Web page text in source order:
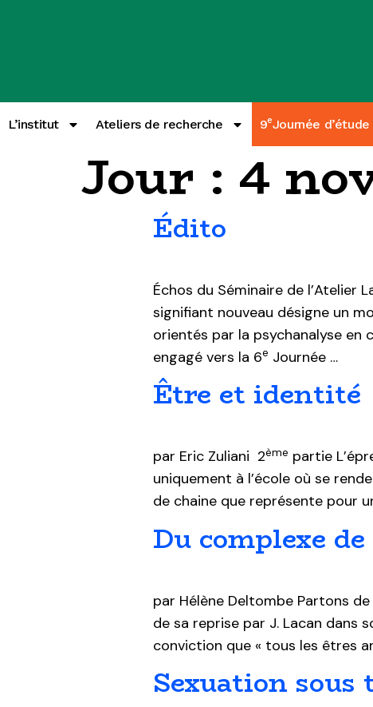
L’institut Ateliers de recherche 9eJournée d’étude
Jour : 4
Édito
Échos du Séminaire de l’Atelier
signifiant nouveau désigne un
orientés par la psychanalyse
engagé vers la 6e Journée …
Être et identité
par Eric Zuliani 2ème partie
uniquement à l’école où se
de chaine que représente pour
Du complexe
par Hélène Deltombe Partons
de sa reprise par J. Lacan dans
conviction que « tous les êtres
Sexuation